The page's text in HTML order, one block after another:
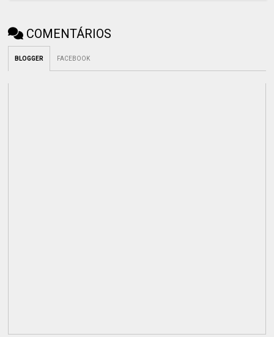
COMENTÁRIOS
BLOGGER FACEBOOK